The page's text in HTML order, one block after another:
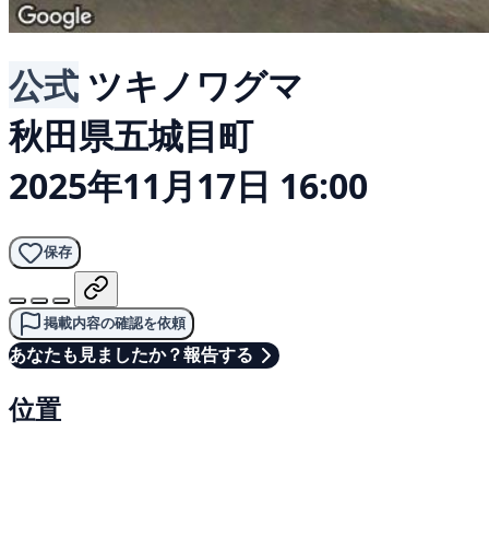
公式 ツキノワグマ
秋田県五城目町
2025年11月17日 16:00
保存
掲載内容の確認を依頼
あなたも見ましたか？報告する
位置